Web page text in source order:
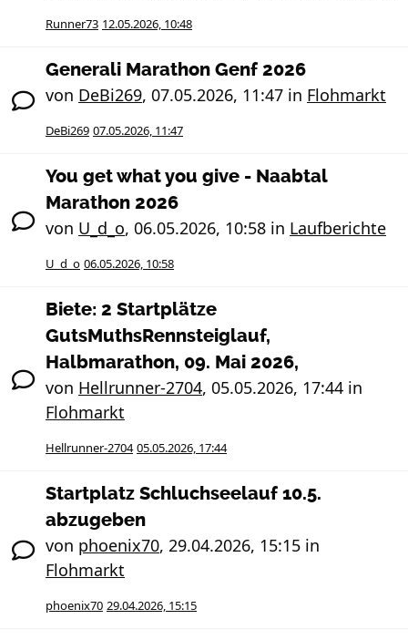
Runner73 12.05.2026, 10:48
Generali Marathon Genf 2026
von DeBi269, 07.05.2026, 11:47 in Flohmarkt
DeBi269 07.05.2026, 11:47
You get what you give - Naabtal
Marathon 2026
von U_d_o, 06.05.2026, 10:58 in Laufberichte
U_d_o 06.05.2026, 10:58
Biete: 2 Startplätze
GutsMuthsRennsteiglauf,
Halbmarathon, 09. Mai 2026,
von Hellrunner-2704, 05.05.2026, 17:44 in
Flohmarkt
Hellrunner-2704 05.05.2026, 17:44
Startplatz Schluchseelauf 10.5.
abzugeben
von phoenix70, 29.04.2026, 15:15 in
Flohmarkt
phoenix70 29.04.2026, 15:15